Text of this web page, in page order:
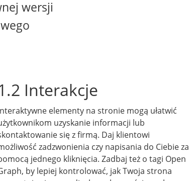
wersji
Interakcje
elementy na stronie mogą ułatwić
uzyskanie informacji lub
się z firmą. Daj klientowi
zadzwonienia czy napisania do Ciebie za
jednego kliknięcia. Zadbaj też o tagi Open
by lepiej kontrolować, jak Twoja strona